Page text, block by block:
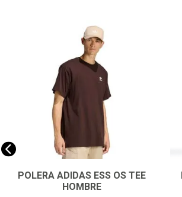
POLERA ADIDAS ESS OS TEE
HOMBRE